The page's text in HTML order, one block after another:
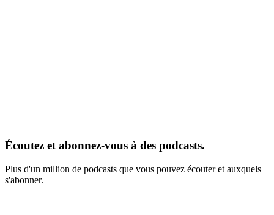
Écoutez et abonnez-vous à des podcasts.
Plus d'un million de podcasts que vous pouvez écouter et auxquels
s'abonner.